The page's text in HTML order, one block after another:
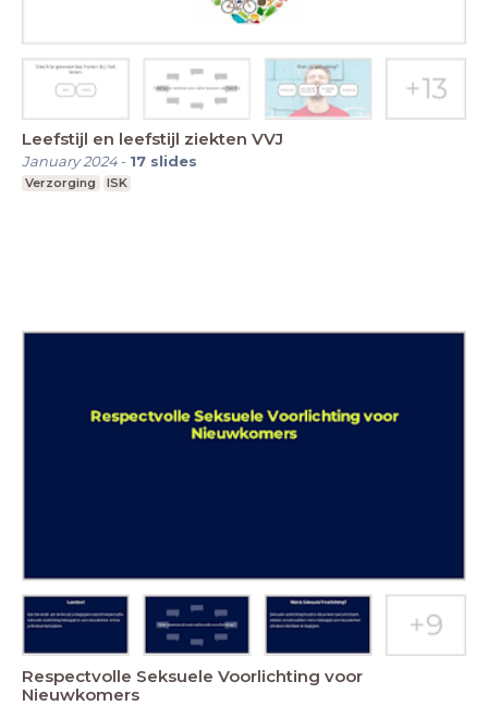
Leefstijl en leefstijl ziekten VVJ
January 2024- 17 slides
Verzorging ISK
Respectvolle Seksuele Voorlichting voor
Nieuwkomers